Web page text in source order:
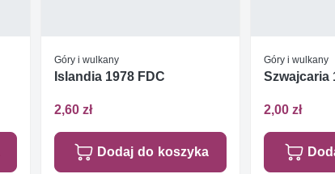
Góry i wulkany
Islandia 1978 FDC
2,60 zł
Dodaj do koszyka
Góry i wulkany
Szwajcaria
2,00 zł